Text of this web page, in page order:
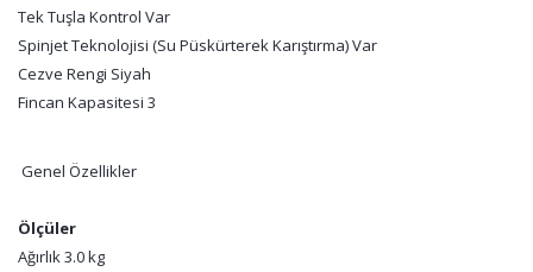
Tek Tuşla Kontrol Var
Spinjet Teknolojisi (Su Püskürterek Karıştırma) Var
Cezve Rengi Siyah
Fincan Kapasitesi 3
Genel Özellikler
Ölçüler
Ağırlık 3.0 kg